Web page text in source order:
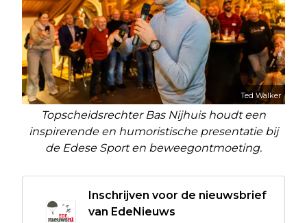
Ted Walker
Topscheidsrechter Bas Nijhuis houdt een
inspirerende en humoristische presentatie bij
de Edese Sport en beweegontmoeting.
Inschrijven voor de nieuwsbrief
van EdeNieuws